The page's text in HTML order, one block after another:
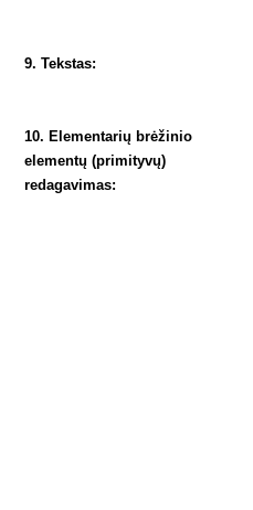
9. Tekstas:
10. Elementarių brėžinio
elementų (primityvų)
redagavimas: